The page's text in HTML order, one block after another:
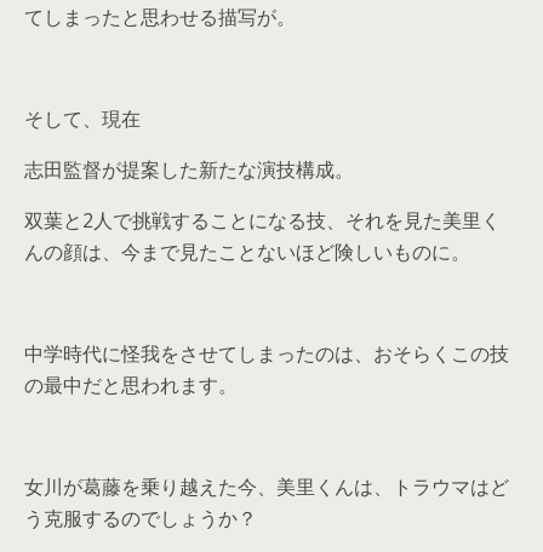
てしまったと思わせる描写が。
そして、現在
志田監督が提案した新たな演技構成。
双葉と2人で挑戦することになる技、それを見た美里く
んの顔は、今まで見たことないほど険しいものに。
中学時代に怪我をさせてしまったのは、おそらくこの技
の最中だと思われます。
女川が葛藤を乗り越えた今、美里くんは、トラウマはど
う克服するのでしょうか？